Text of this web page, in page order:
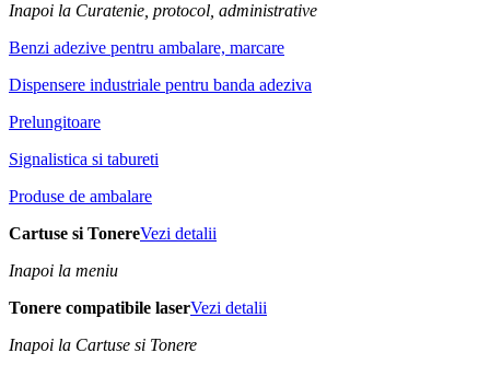
Inapoi la Curatenie, protocol, administrative
Benzi adezive pentru ambalare, marcare
Dispensere industriale pentru banda adeziva
Prelungitoare
Signalistica si tabureti
Produse de ambalare
Cartuse si TonereVezi detalii
Inapoi la meniu
Tonere compatibile laserVezi detalii
Inapoi la Cartuse si Tonere